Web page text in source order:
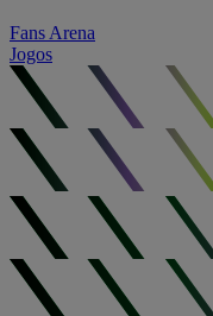
Fans Arena
Jogos